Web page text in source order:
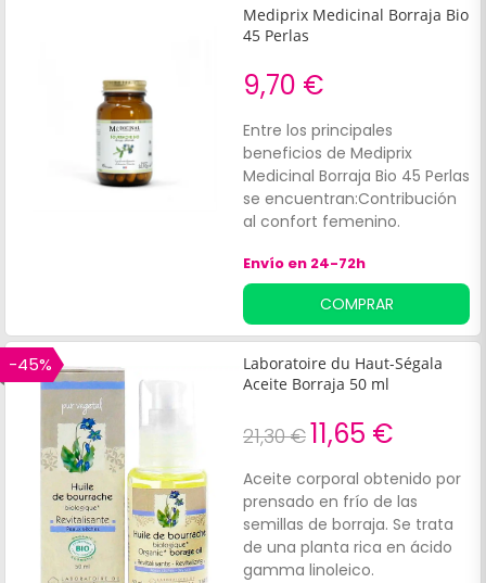
Mediprix Medicinal Borraja Bio
45 Perlas
9,70 €
Entre los principales
beneficios de Mediprix
Medicinal Borraja Bio 45 Perlas
se encuentran:Contribución
al confort femenino.
saludable y nutrida.
Envío en 24-72h
COMPRAR
-45%
Laboratoire du Haut-Ségala
Aceite Borraja 50 ml
21,30 €11,65 €
Aceite corporal obtenido por
prensado en frío de las
semillas de borraja. Se trata
de una planta rica en ácido
gamma linoleico.